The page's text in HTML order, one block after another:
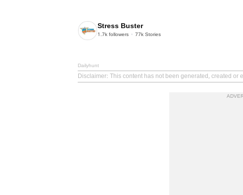
Stress Buster
1.7k followers 77k Stories
Dailyhunt
Disclaimer: This content has not been generated, created or